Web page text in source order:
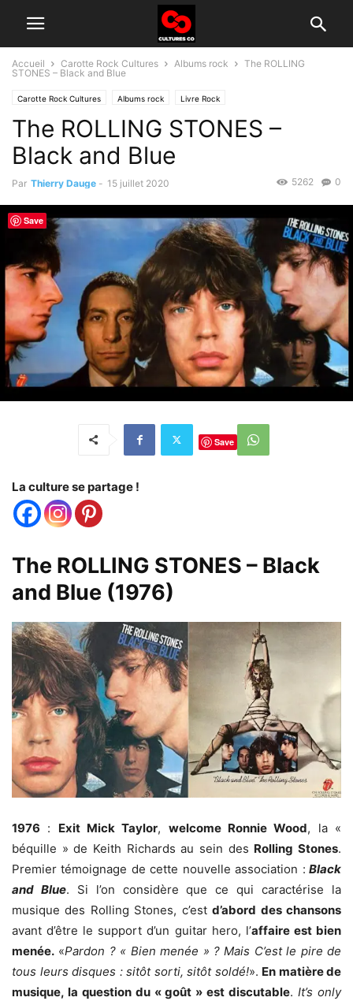
Accueil Carotte Rock Cultures Albums rock
The ROLLING
STONES – Black and Blue
Carotte Rock Cultures Albums rock Livre Rock
Groupes rock d'aujourd'hui Histoire du rock
The ROLLING STONES –
Black and Blue
Par Thierry Dauge - 15 juillet 2020 0
5262
Save
La culture se partage !
The ROLLING STONES – Black
and Blue (1976)
1976 : Exit Mick Taylor, welcome Ronnie Wood, la «
béquille » de Keith Richards au sein des Rolling Stones.
Premier témoignage de cette nouvelle association : Black
and Blue. Si l’on considère que ce qui caractérise la
musique des Rolling Stones, c’estd’abord des chansons
avant d’être le support d’un guitar hero, l’affaire est bien
menée. «Pardon ? « Bien menée » ? Mais C’est le pire de
tous leurs disques : sitôt sorti, sitôt soldé!». En matière de
musique, la question du « goût » est discutable.It’s only
Save